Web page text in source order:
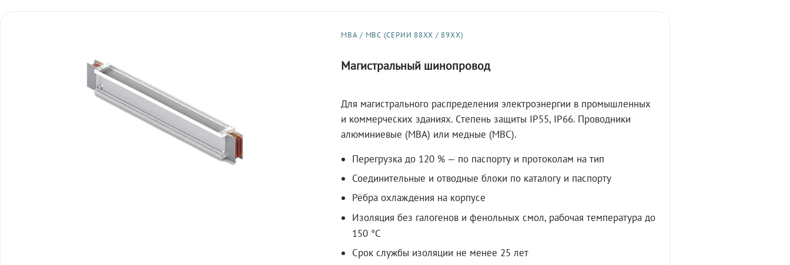
МВА / МВС (СЕРИИ 88XX / 89XX)
Магистральный шинопровод
Для магистрального распределения электроэнергии в промышленных
и коммерческих зданиях. Степень защиты IP55, IP66. Проводники
алюминиевые (МВА) или медные (МВС).
Перегрузка до 120 % — по паспорту и протоколам на тип
Соединительные и отводные блоки по каталогу и паспорту
Рёбра охлаждения на корпусе
Изоляция без галогенов и фенольных смол, рабочая температура до
150 °C
Срок службы изоляции не менее 25 лет